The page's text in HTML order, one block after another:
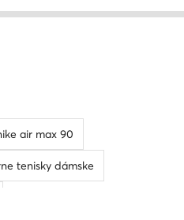
air max 90
tenisky dámske